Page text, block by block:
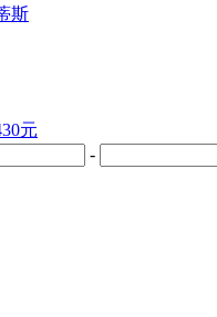
斯
元
-